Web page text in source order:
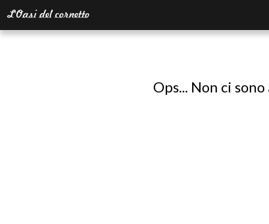
Ops... Non ci